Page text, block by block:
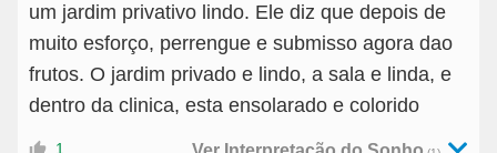
um jardim privativo lindo. Ele diz que depois de
muito esforço, perrengue e submisso agora dao
frutos. O jardim privado e lindo, a sala e linda, e
dentro da clinica, esta ensolarado e colorido
1